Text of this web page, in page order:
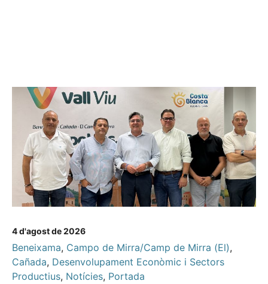
4 d'agost de 2026
Beneixama, Campo de Mirra/Camp de Mirra (El),
Cañada, Desenvolupament Econòmic i Sectors
Productius, Notícies, Portada